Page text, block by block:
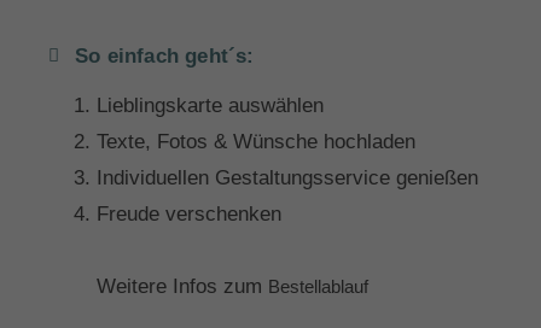
So einfach geht´s:
Lieblingskarte auswählen
Texte, Fotos & Wünsche hochladen
Individuellen Gestaltungsservice genießen
Freude verschenken
Weitere Infos zum Bestellablauf